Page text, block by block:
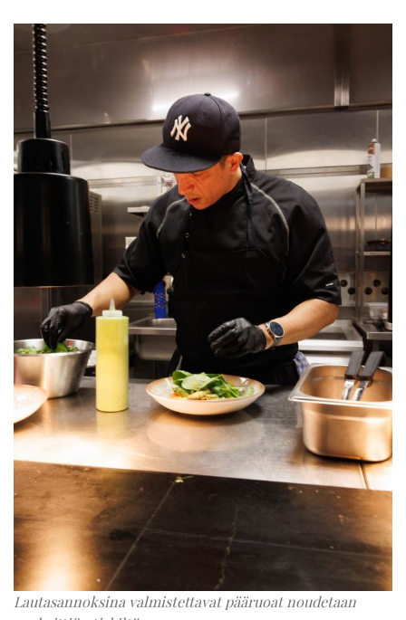
Lautasannoksina valmistettavat pääruoat noudetaan